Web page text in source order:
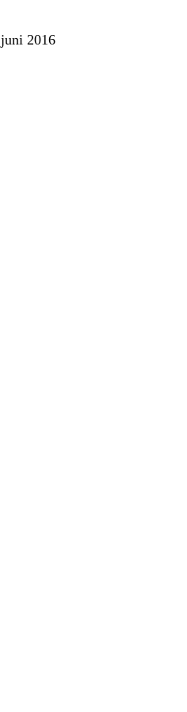
juni 2016